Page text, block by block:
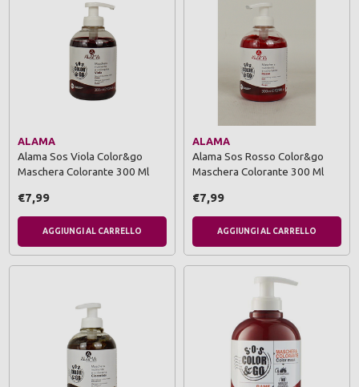
ALAMA
Alama Sos Viola Color&go
Maschera Colorante 300 Ml
€7,99
AGGIUNGI AL CARRELLO
ALAMA
Alama Sos Rosso Color&go
Maschera Colorante 300 Ml
€7,99
AGGIUNGI AL CARRELLO